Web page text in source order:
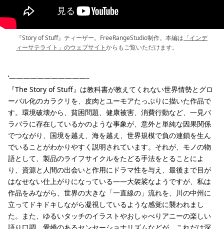
『Story of Stuff』ティーザー。FreeRangeStudio制作。本編は 「インデ
ィーサテライト」のウェブサイトからもご覧いただけます。
‘———————————–
『The Story of Stuff』は教科書が教えてくれない世界情勢とグロ
ーバル化のカラクリを、皮肉とユーモアたっぷりに描いた作品で
す。環境破壊から、貧困問題、健康被害、消費行動など、一見バ
ラバラに存在しているかのような事象が、意外と単純な因果関係
でつながり、国境を越え、海を越え、世界規模で負の連鎖を生ん
でいることがわかりやすく説明されています。それが、モノの物
語として、製品のライフサイクルをたどる手法をとることによ
り、資源と人間の出会いと作用にドラマ性を与え、最後まで目が
はなせない仕上がりになっている――大袈裟なようですが、私は
作品をみながら、世界の大きな「一直線の」流れを、川の中州に
立ってドキドキしながら凝視しているような感覚に襲われまし
た。また、ゆるいタッチのイラストやおしゃべりアニーの楽しい